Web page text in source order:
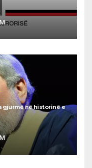
gjurmë në historinë e